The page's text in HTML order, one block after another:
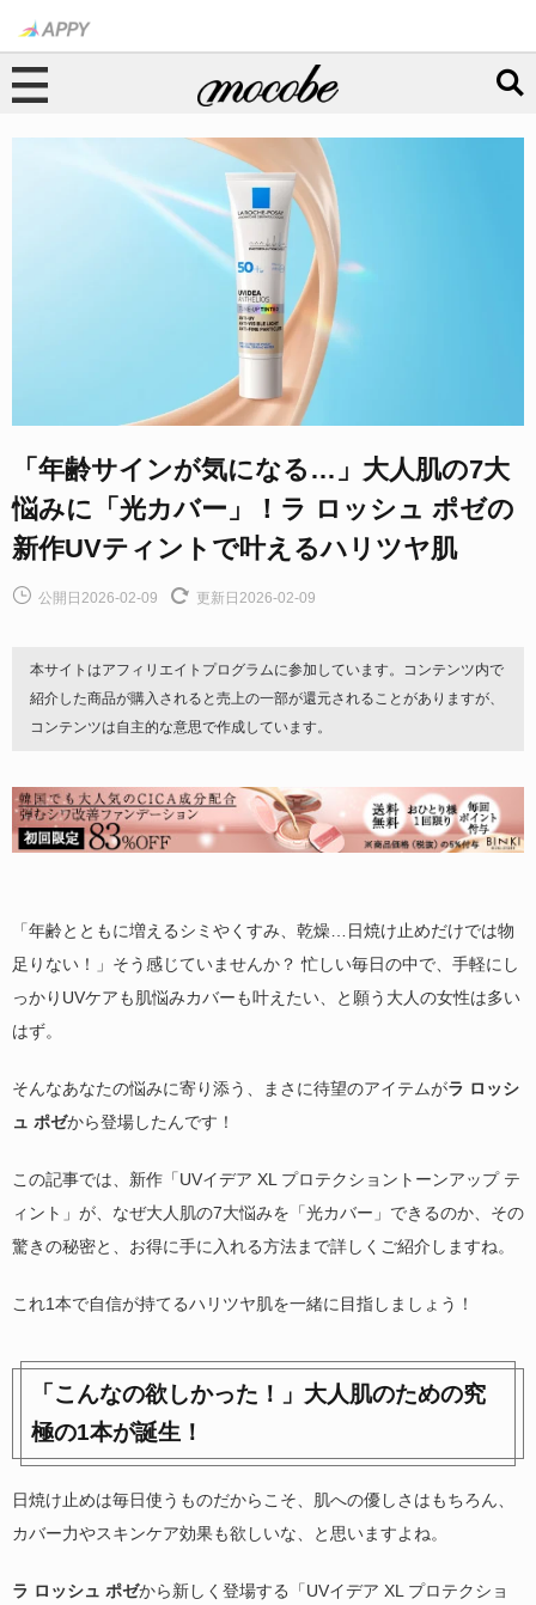
「年齢サインが気になる…」大人肌の7大
悩みに「光カバー」！ラ ロッシュ ポゼの
新作UVティントで叶えるハリツヤ肌
公開日2026-02-09 更新日2026-02-09
本サイトはアフィリエイトプログラムに参加しています。コンテンツ内で
紹介した商品が購入されると売上の一部が還元されることがありますが、
コンテンツは自主的な意思で作成しています。
「年齢とともに増えるシミやくすみ、乾燥…日焼け止めだけでは物
足りない！」そう感じていませんか？ 忙しい毎日の中で、手軽にし
っかりUVケアも肌悩みカバーも叶えたい、と願う大人の女性は多い
はず。
そんなあなたの悩みに寄り添う、まさに待望のアイテムがラ ロッシ
ュ ポゼから登場したんです！
この記事では、新作「UVイデア XL プロテクショントーンアップ テ
ィント」が、なぜ大人肌の7大悩みを「光カバー」できるのか、その
驚きの秘密と、お得に手に入れる方法まで詳しくご紹介しますね。
これ1本で自信が持てるハリツヤ肌を一緒に目指しましょう！
「こんなの欲しかった！」大人肌のための究
極の1本が誕生！
日焼け止めは毎日使うものだからこそ、肌への優しさはもちろん、
カバー力やスキンケア効果も欲しいな、と思いますよね。
ラ ロッシュ ポゼから新しく登場する「UVイデア XL プロテクショ